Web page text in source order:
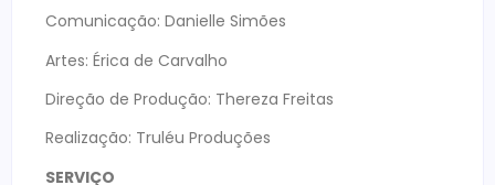
Comunicação: Danielle Simões
Artes: Érica de Carvalho
Direção de Produção: Thereza Freitas
Realização: Truléu Produções
SERVIÇO